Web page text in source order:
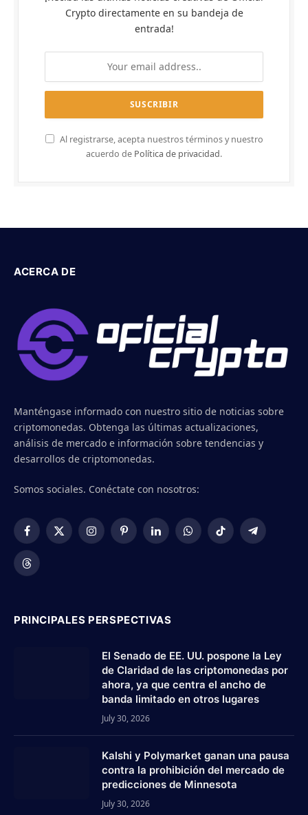
Crypto directamente en su bandeja de
entrada!
Al registrarse, acepta nuestros términos y nuestro
acuerdo de Política de privacidad.
ACERCA DE
Manténgase informado con nuestro sitio de noticias sobre
criptomonedas. Obtenga las últimas actualizaciones,
análisis de mercado e información sobre tendencias y
desarrollos de criptomonedas.
Somos sociales. Conéctate con nosotros:
Facebook
X
InstagramPinterestLinkedInWhatsApp
TikTok Telegram
Threads
PRINCIPALES PERSPECTIVAS
El Senado de EE. UU. pospone la Ley
de Claridad de las criptomonedas por
ahora, ya que centra el ancho de
banda limitado en otros lugares
July 30, 2026
Kalshi y Polymarket ganan una pausa
contra la prohibición del mercado de
predicciones de Minnesota
July 30, 2026